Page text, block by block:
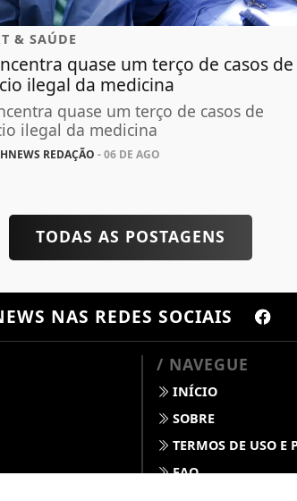
& SAÚDE
quase um terço de casos de
ilegal da medicina
quase um terço de casos de
ilegal da medicina
REDAÇÃO - 06 DE AGO
TODAS AS POSTAGENS
NAS REDES SOCIAIS
/ NAVEGUE
INÍCIO
SOBRE
TERMOS DE USO E
FAQ